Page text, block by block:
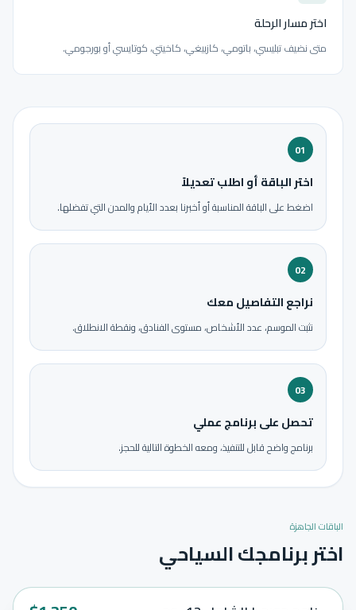
اختر مسار الرحلة
متى نضيف تبليسي، باتومي، كازبيغي، كاخيتي، كوتايسي أو بورجومي.
01
اختر الباقة أو اطلب تعديلاً
اضغط على الباقة المناسبة أو أخبرنا بعدد الأيام والمدن التي تفضلها.
02
نراجع التفاصيل معك
نثبت الموسم، عدد الأشخاص، مستوى الفنادق، ونقطة الانطلاق.
03
تحصل على برنامج عملي
برنامج واضح قابل للتنفيذ، ومعه الخطوة التالية للحجز.
الباقات الجاهزة
اختر برنامجك السياحي